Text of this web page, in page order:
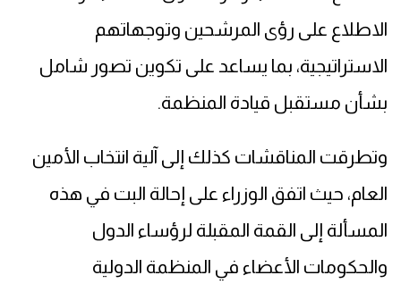
الاطلاع على رؤى المرشحين وتوجهاتهم
الاستراتيجية، بما يساعد على تكوين تصور شامل
بشأن مستقبل قيادة المنظمة.
وتطرقت المناقشات كذلك إلى آلية انتخاب الأمين
العام، حيث اتفق الوزراء على إحالة البت في هذه
المسألة إلى القمة المقبلة لرؤساء الدول
والحكومات الأعضاء في المنظمة الدولية